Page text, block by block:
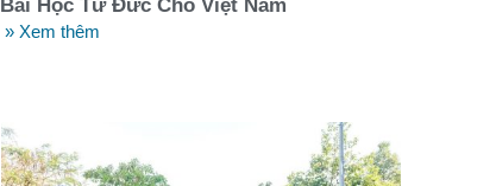
Bài Học Từ Đức Cho Việt Nam
» Xem thêm